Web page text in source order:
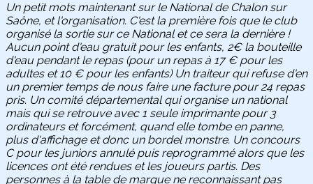
Un petit mots maintenant sur le National de Chalon sur
Saône, et l'organisation. C'est la première fois que le club
organisé la sortie sur ce National et ce sera la dernière !
Aucun point d'eau gratuit pour les enfants, 2€ la bouteille
d'eau pendant le repas (pour un repas à 17 € pour les
adultes et 10 € pour les enfants) Un traiteur qui refuse d'en
un premier temps de nous faire une facture pour 24 repas
pris. Un comité départemental qui organise un national
mais qui se retrouve avec 1 seule imprimante pour 3
ordinateurs et forcément, quand elle tombe en panne,
plus d'affichage et donc un bordel monstre. Un concours
C pour les juniors annulé puis reprogrammé alors que les
licences ont été rendues et les joueurs partis. Des
personnes à la table de marque ne reconnaissant pas